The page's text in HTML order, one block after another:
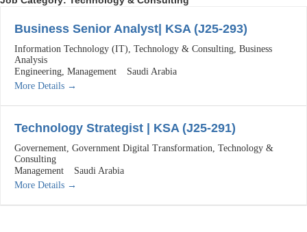
Business Senior Analyst| KSA (J25-293)
Information Technology (IT) Technology & Consulting Business
Analysis
Engineering Management
Saudi Arabia
More Details
Technology Strategist | KSA (J25-291)
Governement Government Digital Transformation Technology &
Consulting
Management
Saudi Arabia
More Details